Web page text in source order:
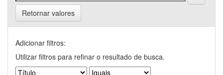
Retornar valores
Adicionar filtros:
Utilizar filtros para refinar o resultado de busca.